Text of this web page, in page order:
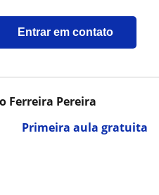
Entrar em contato
Primeira aula gratuita
Ferreira Pereira